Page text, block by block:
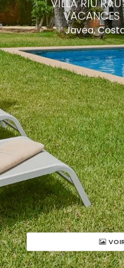
VILLA RIU
VACANCES
Javea,